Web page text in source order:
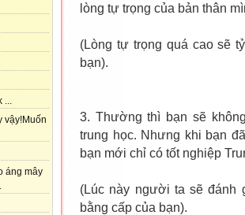
...
vậy!Muốn
áng mây
lòng tự trọng của bản thân
(Lòng tự trọng quá cao sẽ
bạn).
3. Thường thì bạn sẽ
trung học. Nhưng khi bạn
bạn mới chỉ có tốt nghiệp
(Lúc này người ta sẽ đánh
bằng cấp của bạn).